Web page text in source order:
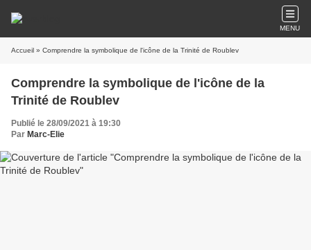
MENU
Accueil » Comprendre la symbolique de l'icône de la Trinité de Roublev
Comprendre la symbolique de l'icône de la
Trinité de Roublev
Publié le 28/09/2021 à 19:30
Par Marc-Elie